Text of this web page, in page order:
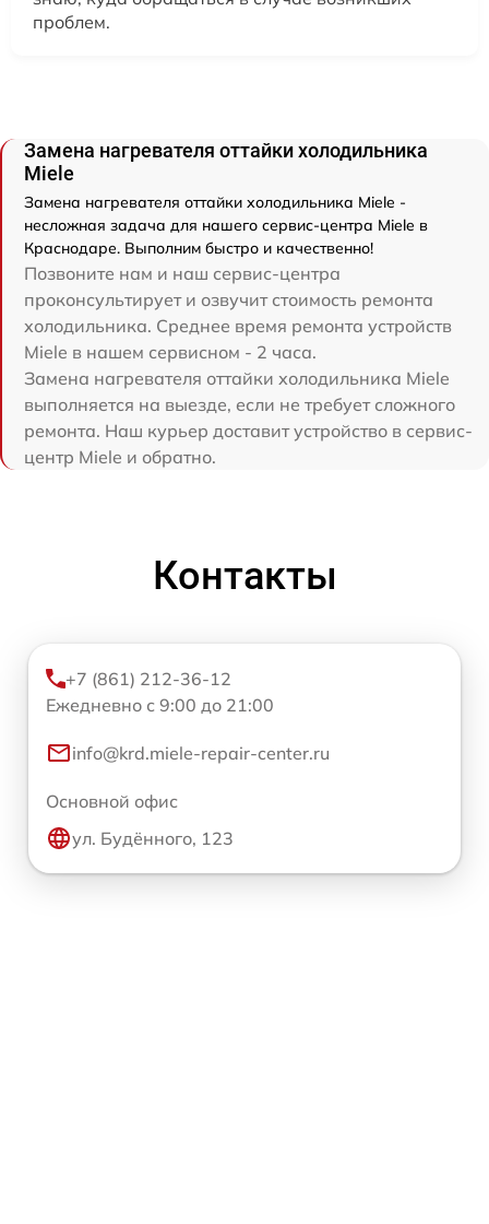
проблем.
Замена нагревателя оттайки холодильника
Miele
Замена нагревателя оттайки холодильника Miele -
несложная задача для нашего сервис-центра Miele в
Краснодаре. Выполним быстро и качественно!
Позвоните нам и наш сервис-центра
проконсультирует и озвучит стоимость ремонта
холодильника. Среднее время ремонта устройств
Miele в нашем сервисном - 2 часа.
Замена нагревателя оттайки холодильника Miele
выполняется на выезде, если не требует сложного
ремонта. Наш курьер доставит устройство в сервис-
центр Miele и обратно.
Контакты
+7 (861) 212-36-12
Ежедневно с 9:00 до 21:00
info@krd.miele-repair-center.ru
Основной офис
ул. Будённого, 123